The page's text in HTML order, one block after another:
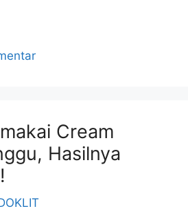
Cream
Hasilnya